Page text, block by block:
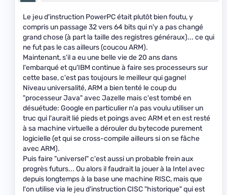
Le jeu d'instruction PowerPC était plutôt bien foutu, y
compris un passage 32 vers 64 bits qui n'y a pas changé
grand chose (à part la taille des registres généraux)... ce qui
ne fut pas le cas ailleurs (coucou ARM).
Maintenant, s'il a eu une belle vie de 20 ans dans
l'embarqué et qu'IBM continue à faire ses processeurs sur
cette base, c'est pas toujours le meilleur qui gagne!
Niveau universalité, ARM a bien tenté le coup du
"processeur Java" avec Jazelle mais c'est tombé en
désuétude: Google en particulier n'a pas voulu utiliser un
truc qui l'aurait lié pieds et poings avec ARM et en est resté
à sa machine virtuelle a dérouler du bytecode purement
logicielle (et qui se cross-compile ailleurs si on se fâche
avec ARM).
Puis faire "universel" c'est aussi un probable frein aux
progrès futurs... Ou alors il faudrait la jouer à la Intel avec
depuis longtemps à la base une machine RISC, mais que
l'on utilise via le jeu d'instruction CISC "historique" qui est